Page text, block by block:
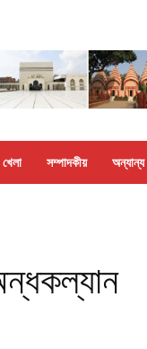
খেলা সম্পাদকীয় অন্যান্য